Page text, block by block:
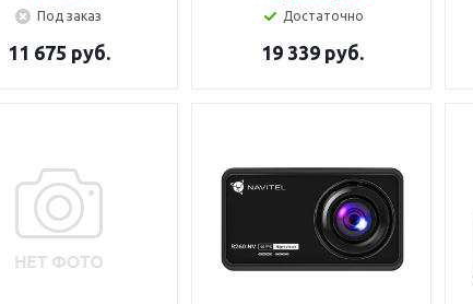
Под заказ
11 675 руб.
Достаточно
19 339 руб.